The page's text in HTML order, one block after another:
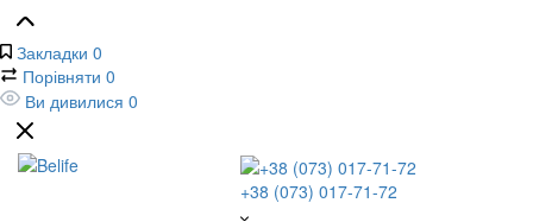
Закладки 0
Порівняти 0
Ви дивилися 0
+38 (073) 017-71-72